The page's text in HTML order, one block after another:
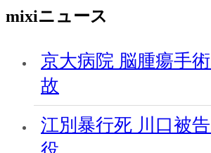
mixiニュース
京大病院 脳腫瘍手
故
江別暴行死 川口被